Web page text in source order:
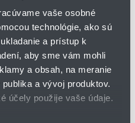
vaše osobné
technológie, ako sú
a prístup k
aby sme vám mohli
a obsah, na meranie
a vývoj produktov.
účely použije vaše údaje.